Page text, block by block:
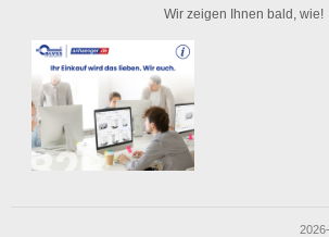
Wir zeigen Ihnen bald, wie!